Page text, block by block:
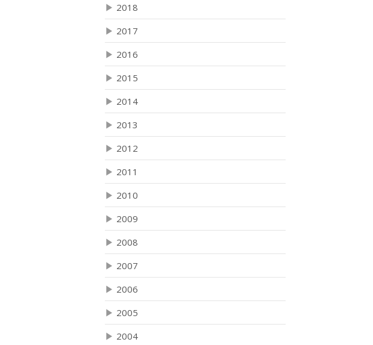
▶ 2018
▶ 2017
▶ 2016
▶ 2015
▶ 2014
▶ 2013
▶ 2012
▶ 2011
▶ 2010
▶ 2009
▶ 2008
▶ 2007
▶ 2006
▶ 2005
▶ 2004